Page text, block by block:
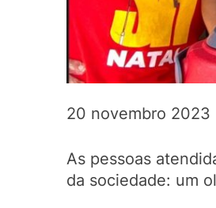
20 novembro 2023
As pessoas
da sociedade: um